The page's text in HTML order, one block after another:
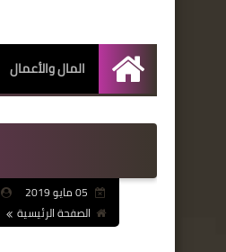
الرئيسية
المال والأعمال
الصفحة الرئيسية